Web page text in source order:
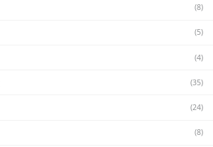
(8)
(5)
(4)
(35)
(24)
(8)